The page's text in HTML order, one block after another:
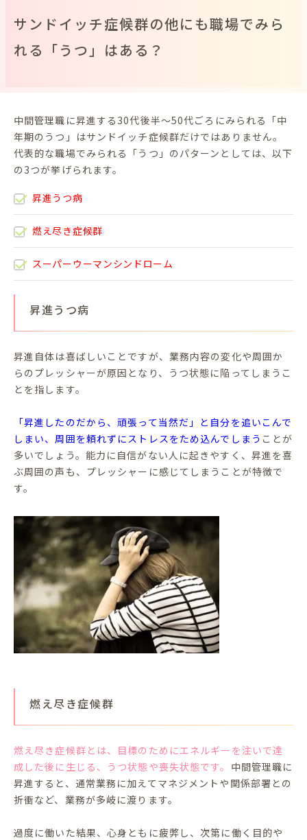
サンドイッチ症候群の他にも職場でみら
れる「うつ」はある？
中間管理職に昇進する30代後半〜50代ごろにみられる「中
年期のうつ」はサンドイッチ症候群だけではありません。
代表的な職場でみられる「うつ」のパターンとしては、以下
の3つが挙げられます。
昇進うつ病
燃え尽き症候群
スーパーウーマンシンドローム
昇進うつ病
昇進自体は喜ばしいことですが、業務内容の変化や周囲か
らのプレッシャーが原因となり、うつ状態に陥ってしまうこ
とを指します。
「昇進したのだから、頑張って当然だ」と自分を追いこんで
しまい、周囲を頼れずにストレスをため込んでしまう ことが
多いでしょう。能力に自信がない人に起きやすく、昇進を喜
ぶ周囲の声も、プレッシャーに感じてしまうことが特徴で
す。
燃え尽き症候群
燃え尽き症候群とは、目標のためにエネルギーを注いで達
成した後に生じる、うつ状態や喪失状態です。 中間管理職に
昇進すると、通常業務に加えてマネジメントや関係部署との
折衝など、業務が多岐に渡ります。
過度に働いた結果、心身ともに疲弊し、次第に働く目的や